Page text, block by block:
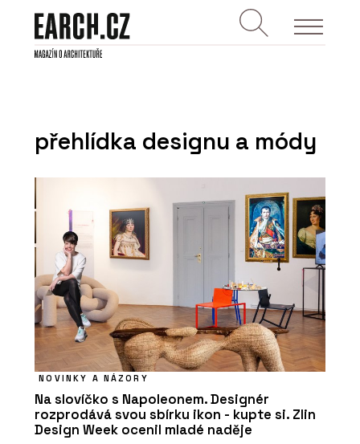
přehlídka designu a módy
NOVINKY A NÁZORY
Na slovíčko s Napoleonem. Designér
rozprodává svou sbírku ikon - kupte si. Zlin
Design Week ocenil mladé naděje